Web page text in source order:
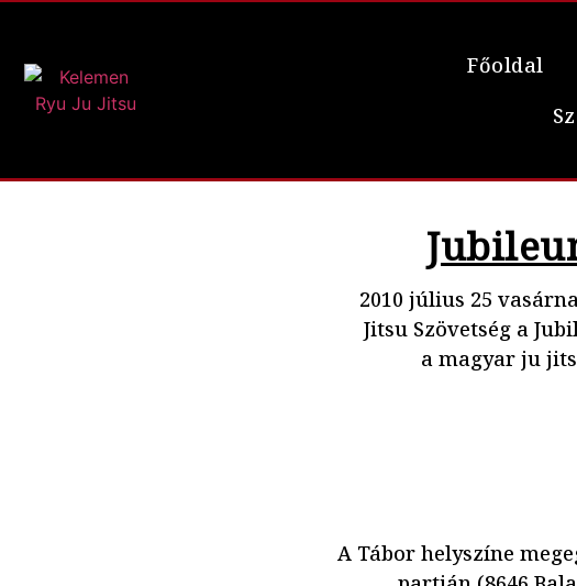
Főoldal
2010 július 25
Jitsu Szövetség a
a magyar ju
A Tábor helyszíne